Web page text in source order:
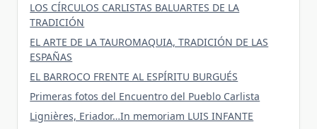
LOS CÍRCULOS CARLISTAS BALUARTES DE LA
TRADICIÓN
EL ARTE DE LA TAUROMAQUIA, TRADICIÓN DE LAS
ESPAÑAS
EL BARROCO FRENTE AL ESPÍRITU BURGUÉS
Primeras fotos del Encuentro del Pueblo Carlista
Lignières, Eriador…In memoriam LUIS INFANTE